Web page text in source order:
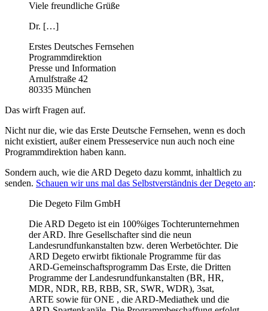
Viele freundliche Grüße
Dr. […]
Erstes Deutsches Fernsehen
Programmdirektion
Presse und Information
Arnulfstraße 42
80335 München
Das wirft Fragen auf.
Nicht nur die, wie das Erste Deutsche Fernsehen, wenn es doch
nicht existiert, außer einem Presseservice nun auch noch eine
Programmdirektion haben kann.
Sondern auch, wie die ARD Degeto dazu kommt, inhaltlich zu
senden. Schauen wir uns mal das Selbstverständnis der Degeto an:
Die Degeto Film GmbH
Die ARD Degeto ist ein 100%iges Tochterunternehmen
der ARD. Ihre Gesellschafter sind die neun
Landesrundfunkanstalten bzw. deren Werbetöchter. Die
ARD Degeto erwirbt fiktionale Programme für das
ARD-Gemeinschaftsprogramm Das Erste, die Dritten
Programme der Landesrundfunkanstalten (BR, HR,
MDR, NDR, RB, RBB, SR, SWR, WDR), 3sat,
ARTE sowie für ONE , die ARD-Mediathek und die